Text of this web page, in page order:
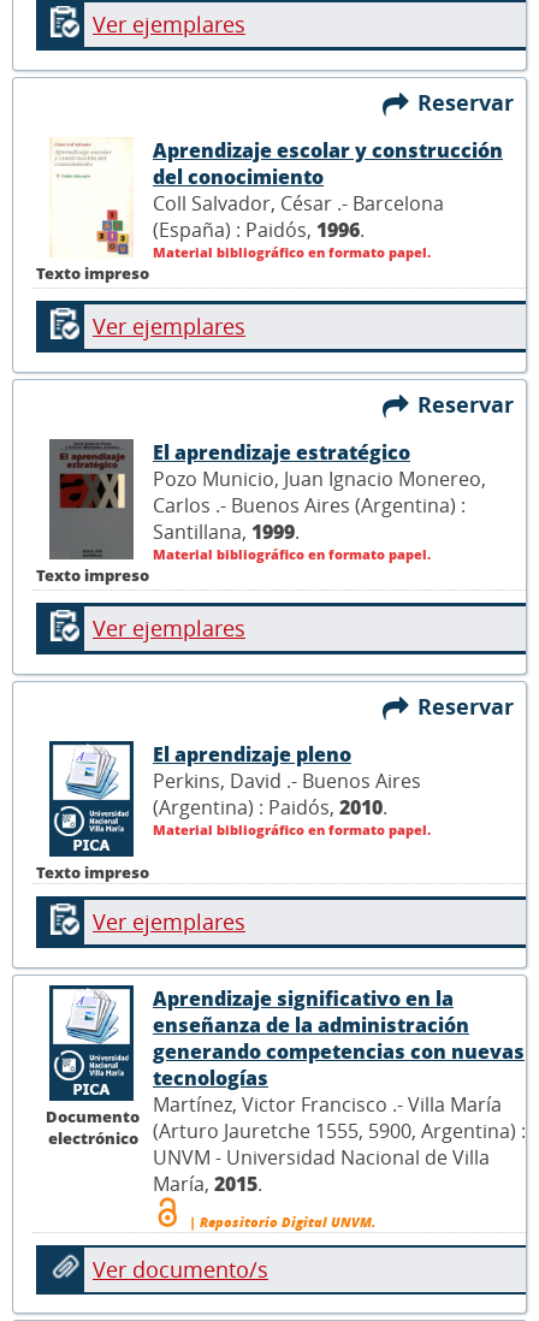
Ver ejemplares
Reservar
Texto impreso
Aprendizaje escolar y construcción
del conocimiento
Coll Salvador, César .- Barcelona
(España) : Paidós, 1996.
Material bibliográfico en formato papel.
Ver ejemplares
Reservar
Texto impreso
El aprendizaje estratégico
Pozo Municio, Juan Ignacio Monereo,
Carlos .- Buenos Aires (Argentina) :
Santillana, 1999.
Material bibliográfico en formato papel.
Ver ejemplares
Reservar
Texto impreso
El aprendizaje pleno
Perkins, David .- Buenos Aires
(Argentina) : Paidós, 2010.
Material bibliográfico en formato papel.
Ver ejemplares
Documento
electrónico
Aprendizaje significativo en la
enseñanza de la administración
generando competencias con nuevas
tecnologías
Martínez, Victor Francisco .- Villa María
(Arturo Jauretche 1555, 5900, Argentina) :
UNVM - Universidad Nacional de Villa
María, 2015.
| Repositorio Digital UNVM.
Ver documento/s